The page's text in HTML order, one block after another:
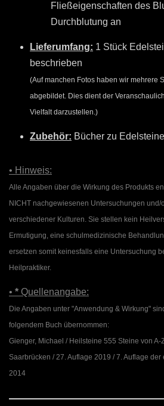
Fließeigenschaften des
Durchblutung an
Lieferumfang: 1 Stück
beschrieben
(Auf manchen Fotos haben wir mehrere
abgebildet. Dies dient der
Vielfalt darzustellen.)
Zubehör: Bücher zu
• Hinweis:
Alle Angaben über die Wirkung des Produkts
NICHT nachgewiesenen Untersuchungen und/
verschiedener Kulturen. Sie stellen kein
Ermutigung, eine schulmedizinische
ersetzen somit keinesfalls eine Untersuchung
Heilpraktiker.
• * Quellenangabe:
Die Angaben unter "Anwendung & Wirkung"
folgendem Buch übernommen:
Gienger, Michael / Heilsteine 555 Steine von
Saarbrücken / 27. Auflage 2019 / 7. Auflage
2014